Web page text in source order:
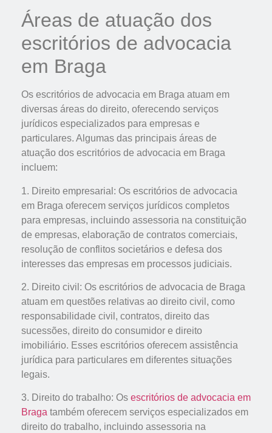
Áreas de atuação dos
escritórios de advocacia
em Braga
Os escritórios de advocacia em Braga atuam em
diversas áreas do direito, oferecendo serviços
jurídicos especializados para empresas e
particulares. Algumas das principais áreas de
atuação dos escritórios de advocacia em Braga
incluem:
1. Direito empresarial: Os escritórios de advocacia
em Braga oferecem serviços jurídicos completos
para empresas, incluindo assessoria na constituição
de empresas, elaboração de contratos comerciais,
resolução de conflitos societários e defesa dos
interesses das empresas em processos judiciais.
2. Direito civil: Os escritórios de advocacia de Braga
atuam em questões relativas ao direito civil, como
responsabilidade civil, contratos, direito das
sucessões, direito do consumidor e direito
imobiliário. Esses escritórios oferecem assistência
jurídica para particulares em diferentes situações
legais.
3. Direito do trabalho: Os escritórios de advocacia em
Braga também oferecem serviços especializados em
direito do trabalho, incluindo assessoria na